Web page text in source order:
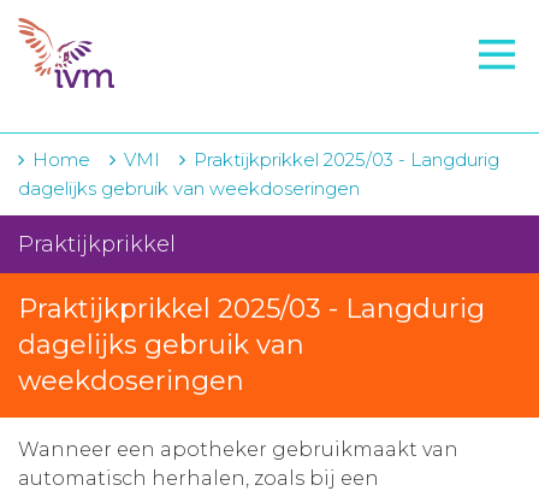
VMI
IVM-academie
Zorginstellingen
Voorschrijfgedrag
Projecten
Over IVM
Actueel
Contact
Home VMI
Praktijkprikkel 2025/03 - Langdurig
dagelijks gebruik van weekdoseringen
Praktijkprikkel
Praktijkprikkel 2025/03 - Langdurig
dagelijks gebruik van
weekdoseringen
Wanneer een apotheker gebruikmaakt van
automatisch herhalen, zoals bij een